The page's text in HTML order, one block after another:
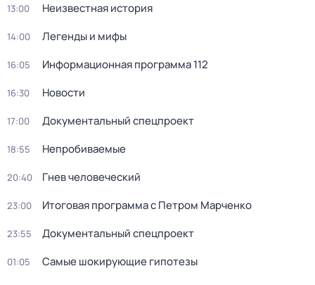
13:00 Неизвестная история
14:00 Легенды и мифы
16:05 Информационная программа 112
16:30 Новости
17:00 Документальный спецпроект
18:55 Непробиваемые
20:40 Гнев человеческий
23:00 Итоговая программа с Петром Марченко
23:55 Документальный спецпроект
01:05 Самые шoкиpующие гипотезы